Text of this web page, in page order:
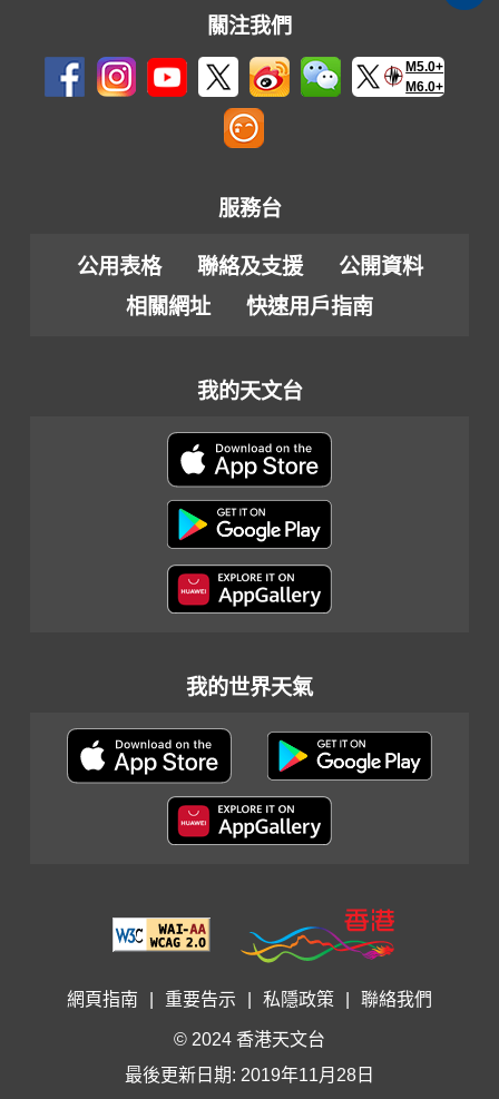
關注我們
M5.0+
M6.0+
服務台
公用表格 聯絡及支援
公開資料
相關網址
快速用戶指南
我的天文台
我的世界天氣
網頁指南 重要告示 私隱政策 聯絡我們
© 2024 香港天文台
最後更新日期: 2019年11月28日